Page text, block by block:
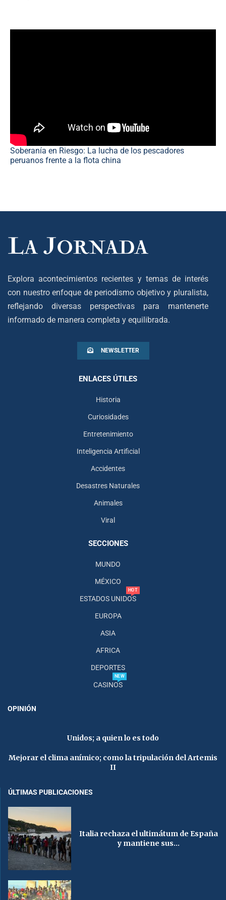
Soberanía en Riesgo: La lucha de los pescadores
peruanos frente a la flota china
Explora acontecimientos recientes y temas de interés
con nuestro enfoque de periodismo objetivo y pluralista,
reflejando diversas perspectivas para mantenerte
informado de manera completa y equilibrada.
NEWSLETTER
ENLACES ÚTILES
Historia
Curiosidades
Entretenimiento
Inteligencia Artificial
Accidentes
Desastres Naturales
Animales
Viral
SECCIONES
MUNDO
MÉXICO
ESTADOS UNIDOS
HOT
EUROPA
ASIA
AFRICA
DEPORTES
CASINOS
NEW
OPINIÓN
Unidos; a quien lo es todo
Mejorar el clima anímico; como la tripulación del Artemis
II
ÚLTIMAS PUBLICACIONES
Italia rechaza el ultimátum de España
y mantiene sus...